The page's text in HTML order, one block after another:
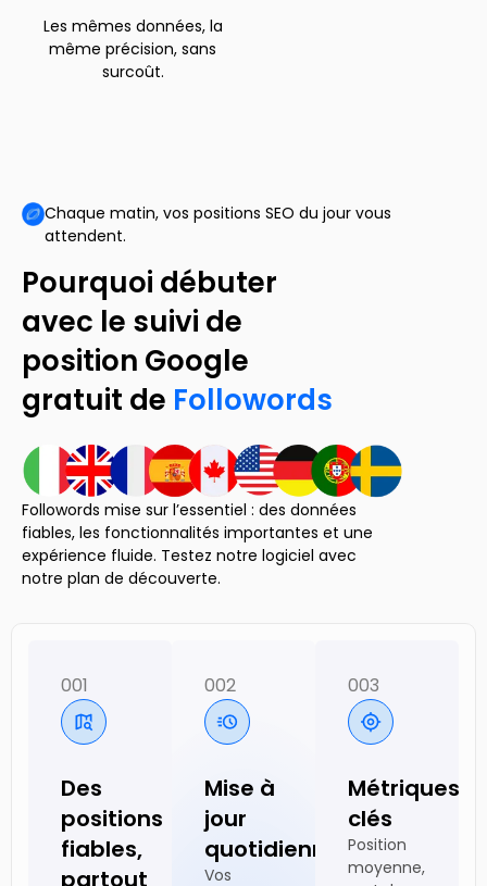
Les mêmes données, la
même précision, sans
surcoût.
Chaque matin, vos positions SEO du jour vous
attendent.
Pourquoi débuter
avec le suivi de
position Google
gratuit de Followords
Followords mise sur l’essentiel : des données
fiables, les fonctionnalités importantes et une
expérience fluide. Testez notre logiciel avec
notre plan de découverte.
001
Des
positions
fiables,
partout
002
Mise à
jour
quotidienne
Vos
003
Métriques
clés
Position
moyenne,